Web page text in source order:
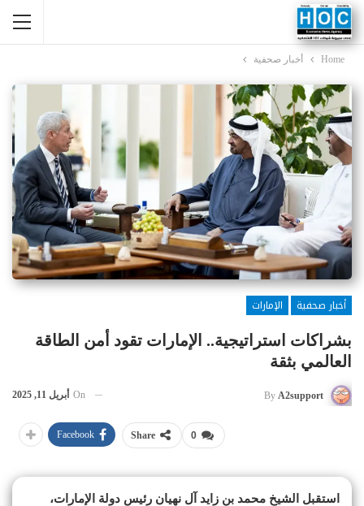
Home أخبار صحفية
أخبار صحفية
الإمارات
بشراكات استراتيجية.. الإمارات تقود أمن الطاقة
العالمي بثقة
By A2support
On أبريل 11, 2025
0
Share
Facebook
استقبل الشيخ محمد بن زايد آل نهيان رئيس دولة الإمارات،